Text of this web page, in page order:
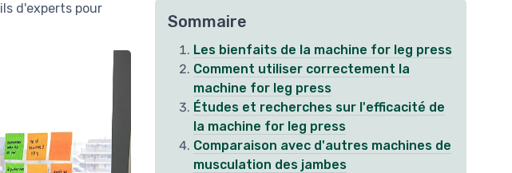
d'experts pour
Sommaire
Les bienfaits de la machine for leg press
Comment utiliser correctement la
machine for leg press
Études et recherches sur l'efficacité de
la machine for leg press
Comparaison avec d'autres machines de
musculation des jambes